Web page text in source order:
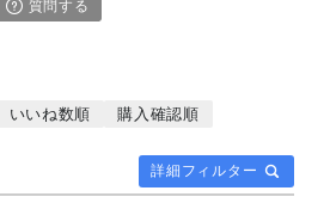
質問する
詳細フィルター
いいね数順
購入確認順